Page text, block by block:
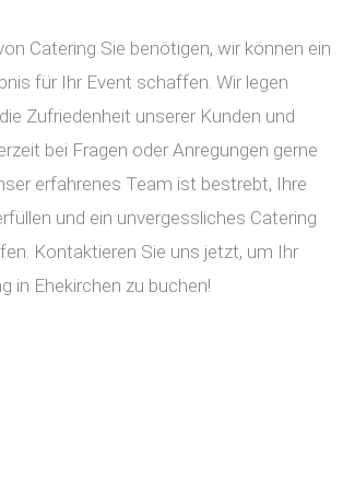
Catering Sie benötigen, wir können ein
für Ihr Event schaffen. Wir legen
Zufriedenheit unserer Kunden und
bei Fragen oder Anregungen gerne
erfahrenes Team ist bestrebt, Ihre
und ein unvergessliches Catering
Kontaktieren Sie uns jetzt, um Ihr
in Ehekirchen zu buchen!